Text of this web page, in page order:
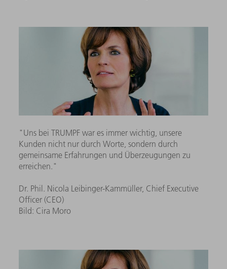
"Uns bei TRUMPF war es immer wichtig, unsere
Kunden nicht nur durch Worte, sondern durch
gemeinsame Erfahrungen und Überzeugungen zu
erreichen."
Dr. Phil. Nicola Leibinger-Kammüller, Chief Executive
Officer (CEO)
Bild: Cira Moro